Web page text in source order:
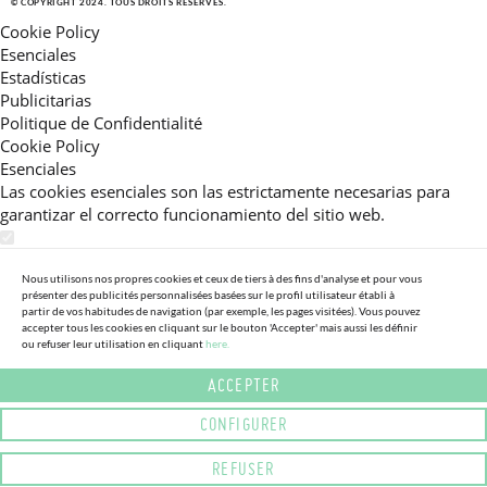
© COPYRIGHT 2024. TOUS DROITS RÉSERVÉS.
Cookie Policy
Esenciales
Estadísticas
Publicitarias
Politique de Confidentialité
Cookie Policy
Esenciales
Las cookies esenciales son las estrictamente necesarias para
garantizar el correcto funcionamiento del sitio web.
Estas cookies nos permiten ofrecerle una experiencia en el sitio
adaptada a su navegación (recomendaciones de producto
personalizadas, énfasis en categorías frecuentemente
consultadas, etc).Al activar esta cookie, nos ayuda a mejorar aún
más su experiencia.
Publicitarias
Estas cookies permiten a nuestros socios publicitarios enviarle
mensajes específicos y personalizados.
Nous utilisons nos propres cookies et ceux de tiers à des fins d'analyse et pour vous
présenter des publicités personnalisées basées sur le profil utilisateur établi à
partir de vos habitudes de navigation (par exemple, les pages visitées). Vous pouvez
accepter tous les cookies en cliquant sur le bouton 'Accepter' mais aussi les définir
ou refuser leur utilisation en cliquanthere.
ACCEPTER
CONFIGURER
REFUSER